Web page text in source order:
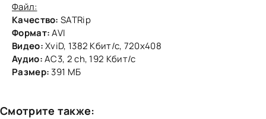
Файл:
Качество: SATRip
Формат:AVI
Видео:XviD, 1382 Кбит/с, 720x408
Аудио:AC3, 2 ch, 192 Кбит/с
Размер: 391 МБ
Смотрите также: